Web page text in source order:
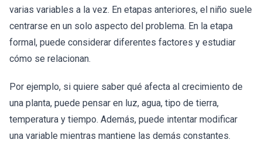
varias variables a la vez. En etapas anteriores, el niño suele
centrarse en un solo aspecto del problema. En la etapa
formal, puede considerar diferentes factores y estudiar
cómo se relacionan.
Por ejemplo, si quiere saber qué afecta al crecimiento de
una planta, puede pensar en luz, agua, tipo de tierra,
temperatura y tiempo. Además, puede intentar modificar
una variable mientras mantiene las demás constantes.